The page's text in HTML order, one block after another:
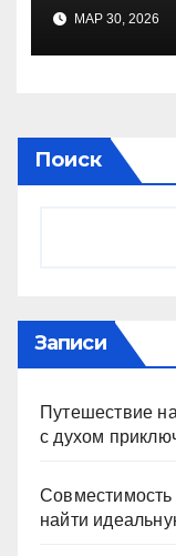
МАР 30, 2026
Поиск
Записи
Путешествие
с духом
Совместимость
найти